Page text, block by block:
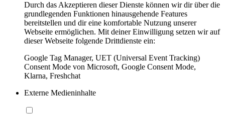
Durch das Akzeptieren dieser Dienste können wir dir über die
grundlegenden Funktionen hinausgehende Features
bereitstellen und dir eine komfortable Nutzung unserer
Webseite ermöglichen. Mit deiner Einwilligung setzen wir auf
dieser Webseite folgende Drittdienste ein:
Google Tag Manager, UET (Universal Event Tracking)
Consent Mode von Microsoft, Google Consent Mode,
Klarna, Freshchat
Externe Medieninhalte